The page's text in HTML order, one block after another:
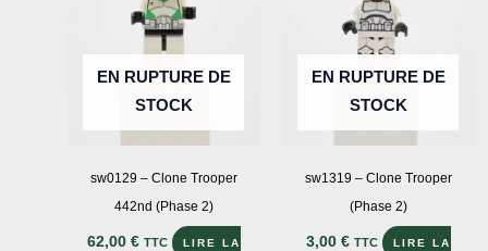
EN RUPTURE DE
STOCK
sw0129 – Clone Trooper
442nd (Phase 2)
62,00 € TTC LIRE LA
EN RUPTURE DE
STOCK
sw1319 – Clone Trooper
(Phase 2)
3,00 € TTC LIRE LA